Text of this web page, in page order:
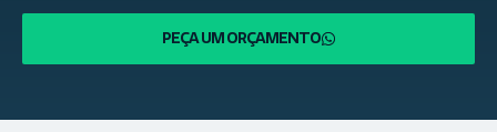
PEÇA UM ORÇAMENTO